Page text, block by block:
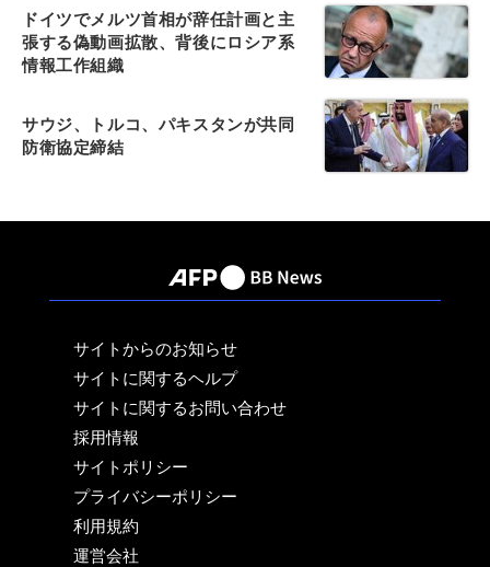
ドイツでメルツ首相が辞任計画と主
張する偽動画拡散、背後にロシア系
情報工作組織
サウジ、トルコ、パキスタンが共同
防衛協定締結
サイトからのお知らせ
サイトに関するヘルプ
サイトに関するお問い合わせ
採用情報
サイトポリシー
プライバシーポリシー
利用規約
運営会社